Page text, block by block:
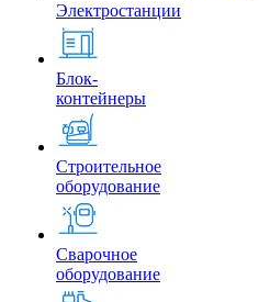
Электростанции
Блок-
контейнеры
Строительное
оборудование
Сварочное
оборудование